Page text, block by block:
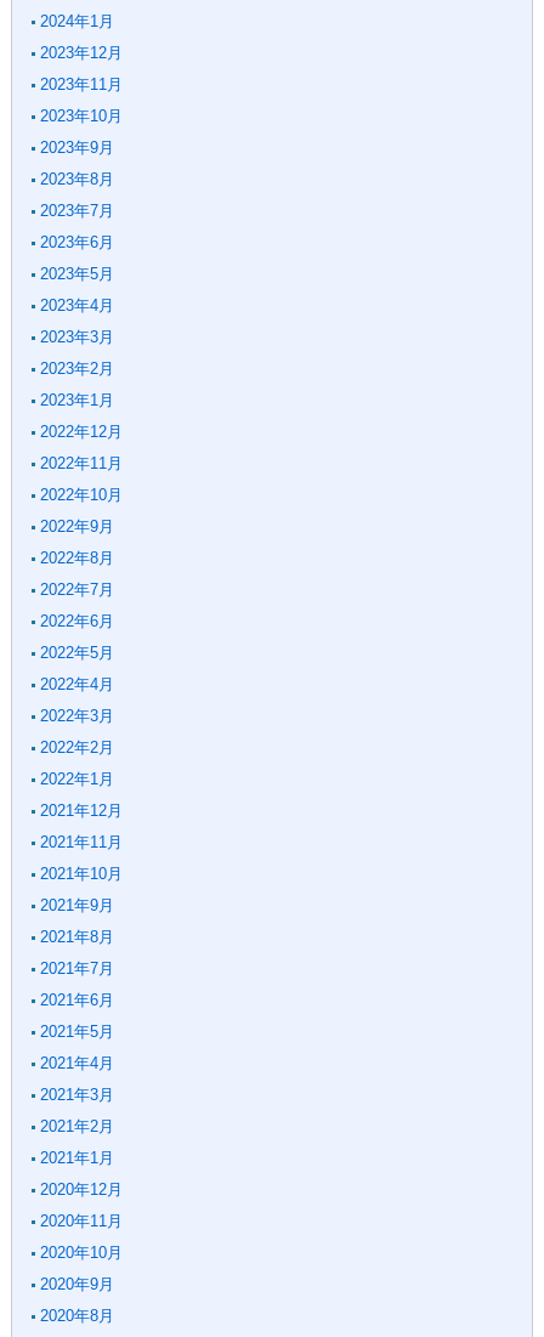
2024年1月
2023年12月
2023年11月
2023年10月
2023年9月
2023年8月
2023年7月
2023年6月
2023年5月
2023年4月
2023年3月
2023年2月
2023年1月
2022年12月
2022年11月
2022年10月
2022年9月
2022年8月
2022年7月
2022年6月
2022年5月
2022年4月
2022年3月
2022年2月
2022年1月
2021年12月
2021年11月
2021年10月
2021年9月
2021年8月
2021年7月
2021年6月
2021年5月
2021年4月
2021年3月
2021年2月
2021年1月
2020年12月
2020年11月
2020年10月
2020年9月
2020年8月